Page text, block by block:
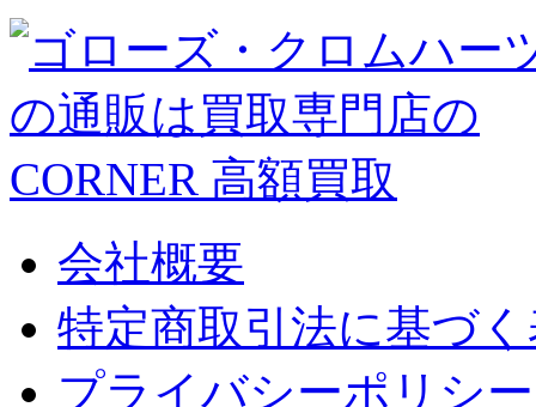
会社概要
特定商取引法に基づ
プライバシーポリシー